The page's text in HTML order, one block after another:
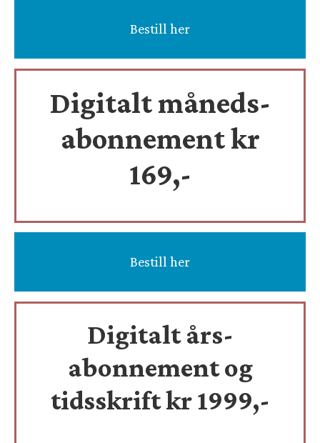
Bestill her
Digitalt måneds-
abonnement kr
169,-
Bestill her
Digitalt års-
abonnement og
tidsskriftkr 1999,-